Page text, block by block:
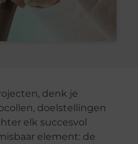
denk je
doelstellingen
elk succesvol
element: de